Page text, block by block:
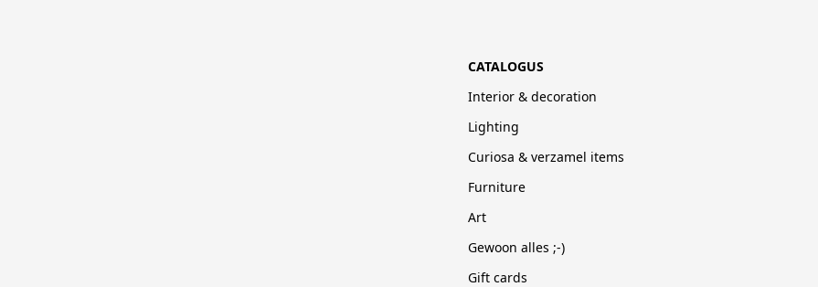
CATALOGUS
Interior & decoration
Lighting
Curiosa & verzamel items
Furniture
Art
Gewoon alles ;-)
Gift cards